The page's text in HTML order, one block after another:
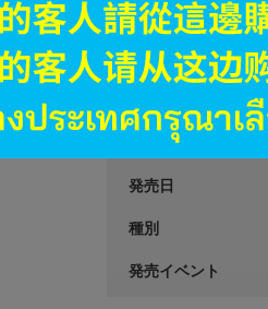
JANコード
商品カテゴリ
発売日
種別
発売イベント